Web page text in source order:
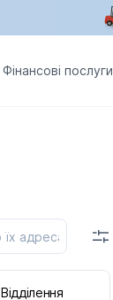
Фінансові послуги
Відділення